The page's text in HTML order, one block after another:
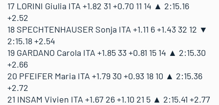
17 LORINI Giulia ITA +1.82 31 +0.70 11 14 ▲ 2:15.16
+2.52
18 SPECHTENHAUSER Sonja ITA +1.11 6 +1.43 32 12 ▼
2:15.18 +2.54
19 GARDANO Carola ITA +1.85 33 +0.81 15 14 ▲ 2:15.30
+2.66
20 PFEIFER Maria ITA +1.79 30 +0.93 18 10 ▲ 2:15.36
+2.72
21 INSAM Vivien ITA +1.67 26 +1.10 21 5 ▲ 2:15.41 +2.77